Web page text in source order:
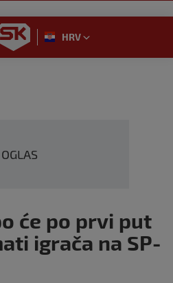
Play
HRV
OGLAS
će po prvi put
igrača na SP-